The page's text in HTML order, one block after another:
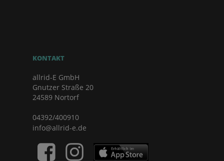
KONTAKT
allrid-E GmbH
Gnutzer Straße 20
24589 Nortorf
04392/400910
info@allrid-e.de